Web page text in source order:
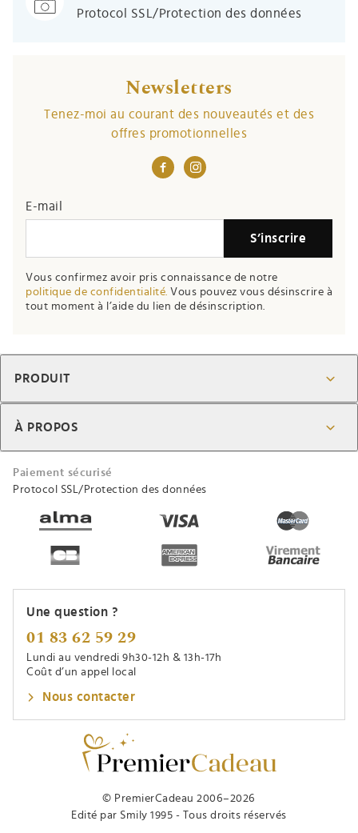
Protocol SSL/Protection des données
Newsletters
Tenez-moi au courant des nouveautés et des
offres promotionnelles
E-mail
S’inscrire
Vous confirmez avoir pris connaissance de notre
politique de confidentialité. Vous pouvez vous désinscrire à
tout moment à l’aide du lien de désinscription.
© PremierCadeau 2006–2026
Edité par Smily 1995 - Tous droits réservés
PRODUIT
À PROPOS
Paiement sécurisé
Protocol SSL/Protection des données
Une question ?
01 83 62 59 29
Lundi au vendredi 9h30-12h & 13h-17h
Coût d’un appel local
Nous contacter